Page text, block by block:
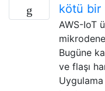
kötü bir
AWS-IoT
Bugüne
ve flaşı